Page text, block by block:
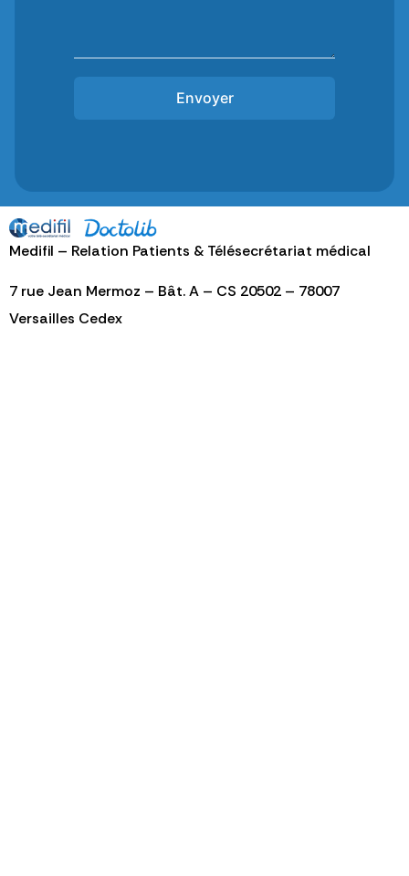
Envoyer
Medifil – Relation Patients & Télésecrétariat médical
7 rue Jean Mermoz – Bât. A – CS 20502 – 78007
Versailles Cedex